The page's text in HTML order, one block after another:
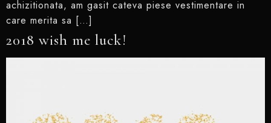
achizitionata, am gasit cateva piese vestimentare in
care merita sa […]
2018 wish me luck!